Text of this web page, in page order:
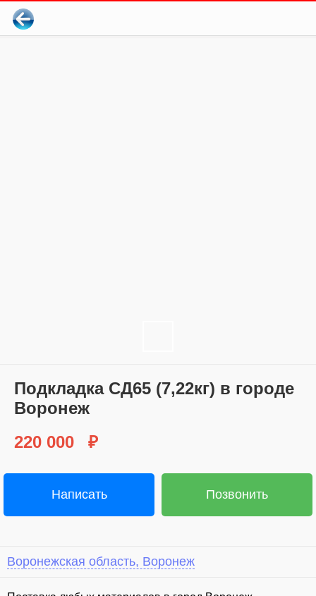
Пoдкладка СД65 (7,22кг) в городе
Вoронeж
220 000
₽
Написать Позвонить
Воронежская область, Воронеж